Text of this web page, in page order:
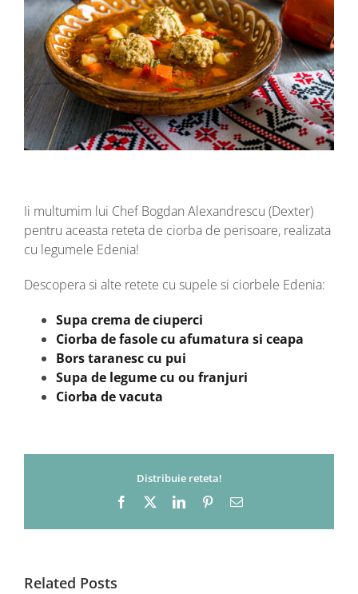
Ii multumim lui Chef Bogdan Alexandrescu (Dexter)
pentru aceasta reteta de ciorba de perisoare, realizata
cu legumele Edenia!
Descopera si alte retete cu supele si ciorbele Edenia:
Supa crema de ciuperci
Ciorba de fasole cu afumatura si ceapa
Bors taranesc cu pui
Supa de legume cu ou franjuri
Ciorba de vacuta
Distribuie reteta!
Facebook LinkedInPinterestEmail
Related Posts